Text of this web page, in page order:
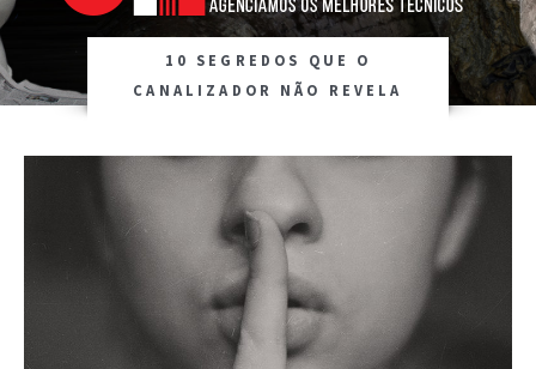
10 SEGREDOS QUE O
CANALIZADOR NÃO REVELA